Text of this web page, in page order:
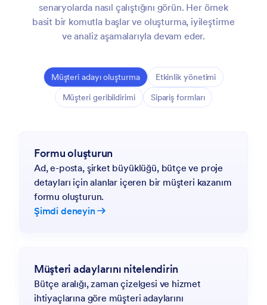
senaryolarda nasıl çalıştığını görün. Her örnek
basit bir komutla başlar ve oluşturma, iyileştirme
ve analiz aşamalarıyla devam eder.
Müşteri adayı oluşturma
Etkinlik yönetimi
Müşteri geribildirimi
Sipariş formları
Formu oluşturun
Ad, e-posta, şirket büyüklüğü, bütçe ve proje
detayları için alanlar içeren bir müşteri kazanım
formu oluşturun.
Şimdi deneyin
Müşteri adaylarını nitelendirin
Bütçe aralığı, zaman çizelgesi ve hizmet
ihtiyaçlarına göre müşteri adaylarını